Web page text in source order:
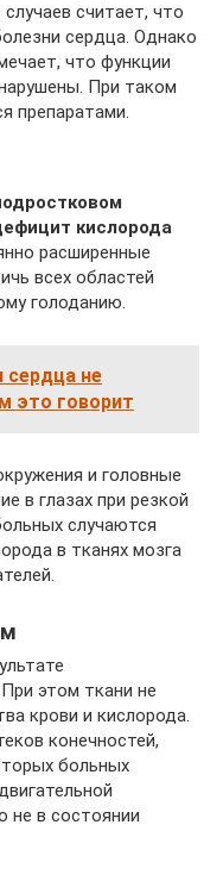
считает, что
сердца. Однако
что функции
При таком
препаратами.
кислорода
расширенные
всех областей
голоданию.
сердца не
это говорит
и головные
в глазах при резкой
случаются
в тканях мозга
этом ткани не
крови и кислорода.
конечностей,
больных
не в состоянии